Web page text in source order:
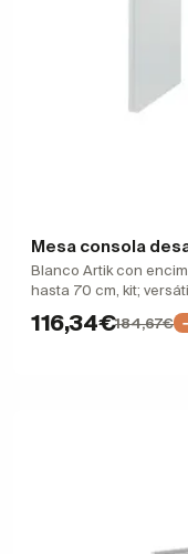
Mesa consola
Blanco Artik con
hasta 70 cm, kit;
116,34€184,67€